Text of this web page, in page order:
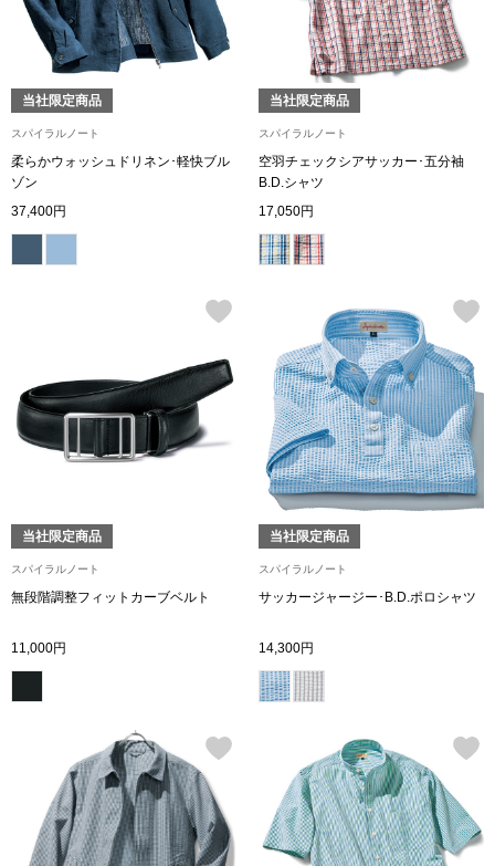
ビー
ク
ーブルウェア
その他
ウオッチ
その他
ファッション
帽子
手袋
ベルト
靴下
当社限定商品
スパイラルノート
柔らかウォッシュドリネン･軽快ブル
ゾン
37,400円
当社限定商品
スパイラルノート
空羽チェックシアサッカー･五分袖
B.D.シャツ
17,050円
当社限定商品
スパイラルノート
無段階調整フィットカーブベルト
11,000円
当社限定商品
スパイラルノート
サッカージャージー･B.D.ポロシャツ
14,300円